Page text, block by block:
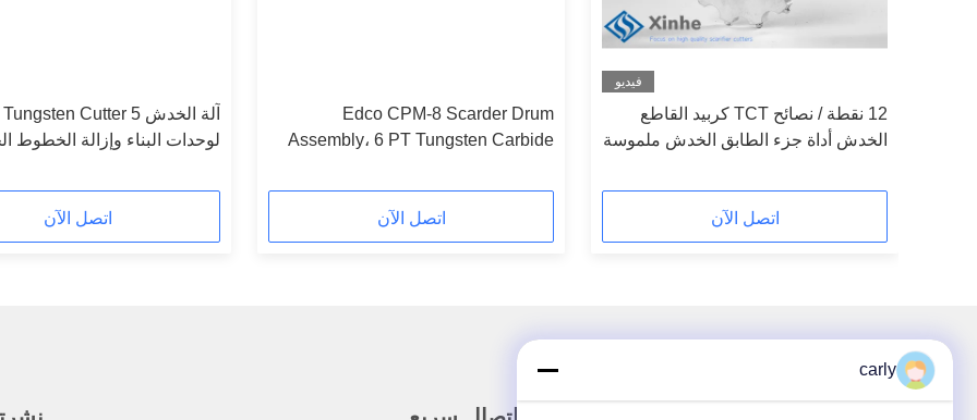
فيديو
12 نقطة / نصائح TCT كربيد القاطع
الخدش أداة جزء الطابق الخدش ملموسة
اتصل الآن
Edco CPM-8 Scarder Drum
Assembly، 6 PT Tungsten Carbide
اتصل الآن
لوحدات البناء وإزالة الخطوط
اتصل الآن
carly